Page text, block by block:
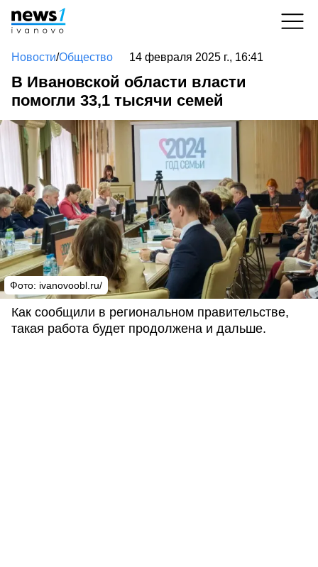
Новости/Общество 14 февраля 2025 г., 16:41
В Ивановской области власти
помогли 33,1 тысячи семей
Фото: ivanovoobl.ru/
Как сообщили в региональном правительстве,
такая работа будет продолжена и дальше.